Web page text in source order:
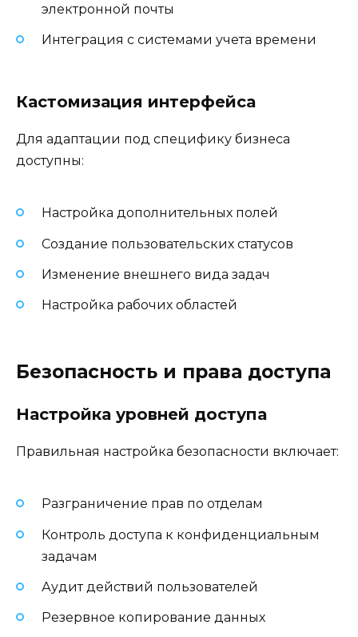
электронной почты
Интеграция с системами учета времени
Кастомизация интерфейса
Для адаптации под специфику бизнеса
доступны:
Настройка дополнительных полей
Создание пользовательских статусов
Изменение внешнего вида задач
Настройка рабочих областей
Безопасность и права доступа
Настройка уровней доступа
Правильная настройка безопасности включает:
Разграничение прав по отделам
Контроль доступа к конфиденциальным
задачам
Аудит действий пользователей
Резервное копирование данных